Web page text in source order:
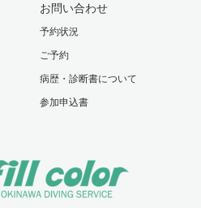
お問い合わせ
予約状況
ご予約
病歴・診断書について
参加申込書